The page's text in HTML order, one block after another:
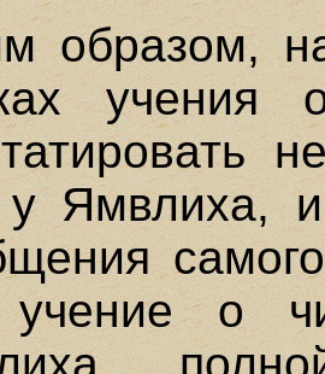
образом,
учения
Ямвлиха,
учение о